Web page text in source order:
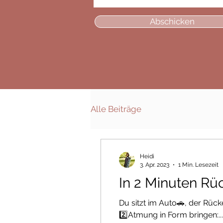
Abschicken
Alle Beiträge
In 2 Minuten
Du sitzt im Auto🚗, der
2️⃣Atmung in Form bringen:...
Heidi
3. Apr. 2023
1 Min. Lesezeit